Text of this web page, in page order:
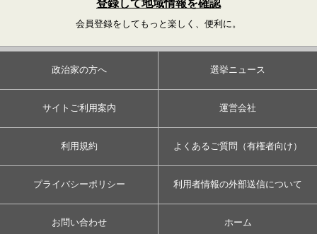
登録して地域情報を確認
会員登録をしてもっと楽しく、便利に。
政治家の方へ 選挙ニュース
サイトご利用案内 運営会社
利用規約 よくあるご質問（有権者向け）
プライバシーポリシー 利用者情報の外部送信について
お問い合わせ ホーム